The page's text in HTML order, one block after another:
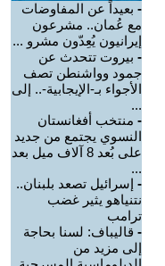
- بعيداً عن المفاوضات
مع عُمان.. مشرعون
إيرانيون يُعِدّون مشرو ...
- بيروت تتحدث عن
جمود وواشنطن تصف
الأجواء بـ-الإيجابية-.. إلى
...
- منتخب أفغانستان
النسوي يجتمع من جديد
على بُعد 8 آلاف ميل بعد
...
- إسرائيل تصعد بلبنان..
نتنياهو يثير غضب
ترامب
- قاليباف: لسنا بحاجة
إلى مزيد من